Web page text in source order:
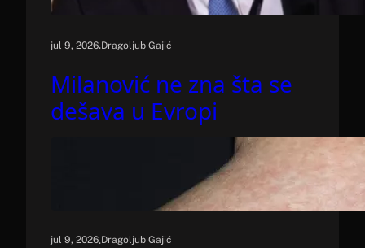
jul 9, 2026.Dragoljub Gajić
Milanović ne zna šta se
dešava u Evropi
jul 9, 2026.Dragoljub Gajić